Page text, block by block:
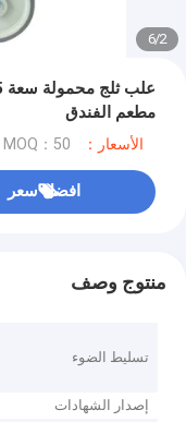
2
/
6
مطعم الفندق
الأسعار：Negociable MOQ：50
افضل سعر
منتوج وصف
تسليط الضوء
إصدار الشهادات